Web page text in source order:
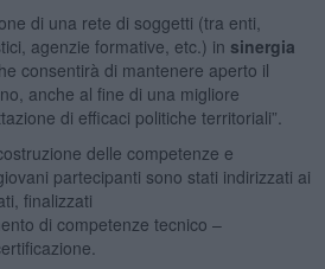
di una rete di soggetti (tra enti,
agenzie formative, etc.) in sinergia
consentirà di mantenere aperto il
anche al fine di una migliore
di efficaci politiche territoriali”.
delle competenze e
partecipanti sono stati indirizzati ai
finalizzati
di competenze tecnico –